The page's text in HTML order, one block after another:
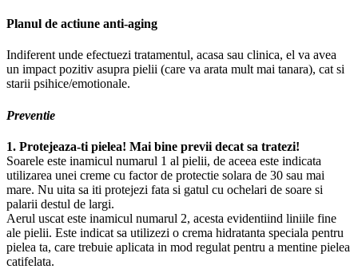
Planul de actiune anti-aging
Indiferent unde efectuezi tratamentul, acasa sau clinica, el va avea
un impact pozitiv asupra pielii (care va arata mult mai tanara), cat si
starii psihice/emotionale.
Preventie
1. Protejeaza-ti pielea! Mai bine previi decat sa tratezi!
Soarele este inamicul numarul 1 al pielii, de aceea este indicata
utilizarea unei creme cu factor de protectie solara de 30 sau mai
mare. Nu uita sa iti protejezi fata si gatul cu ochelari de soare si
palarii destul de largi.
Aerul uscat este inamicul numarul 2, acesta evidentiind liniile fine
ale pielii. Este indicat sa utilizezi o crema hidratanta speciala pentru
pielea ta, care trebuie aplicata in mod regulat pentru a mentine pielea
catifelata.